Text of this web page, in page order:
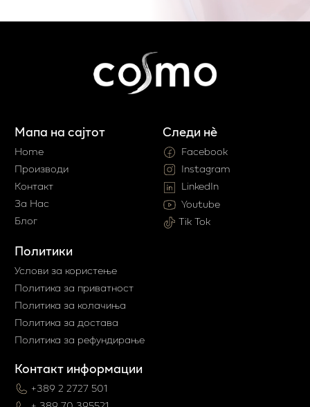
Мапа на сајтот
Home
Производи
Контакт
За Нас
Блог
Политики
Услови за користење
Политика за приватност
Политика за колачиња
Политика за достава
Политика за рефундирање
Контакт информации
+389 2 2727 501
Следи нè
Facebook
Instagram
LinkedIn
Youtube
Tik Tok